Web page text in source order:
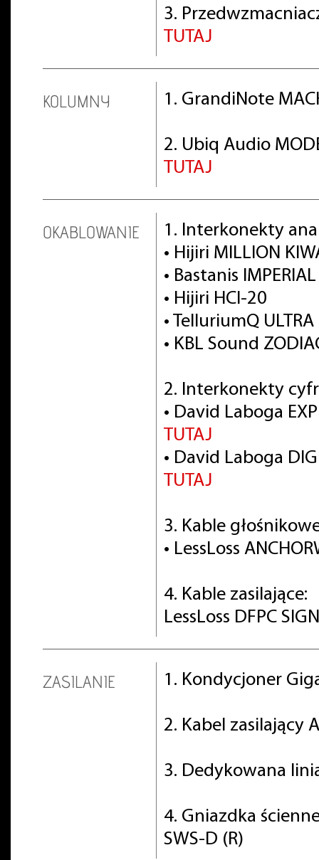
3.
TUTAJ
KOLUMNY 1. GrandiNote
2. Ubiq Audio
TUTAJ
OKABLOWANIE
1. Interkonekty
• Hijiri MILLION
• Bastanis
• Hijiri HCI-20
• TelluriumQ ULTRA
• KBL Sound
2. Interkonekty
• David Laboga
TUTAJ
• David Laboga
TUTAJ
3. Kable
• LessLoss
4. Kable zasilające:
LessLoss DFPC
ZASILANIE 1. Kondycjoner
2. Kabel zasilający
3. Dedykowana
4. Gniazdka
SWS-D (R)